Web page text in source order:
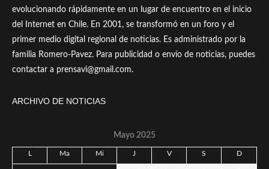
evolucionando rápidamente en un lugar de encuentro en el inicio
del Internet en Chile. En 2001, se transformó en un foro y el
primer medio digital regional de noticias. Es administrado por la
familia Romero-Pavez. Para publicidad o envío de noticias, puedes
contactar a prensavi@gmail.com.
ARCHIVO DE NOTICIAS
Mayo 2025
Ma Mi J V S D